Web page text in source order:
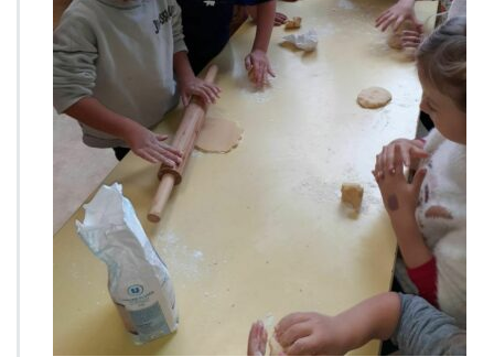
1
2
0
-
W
A
0
0
1
2